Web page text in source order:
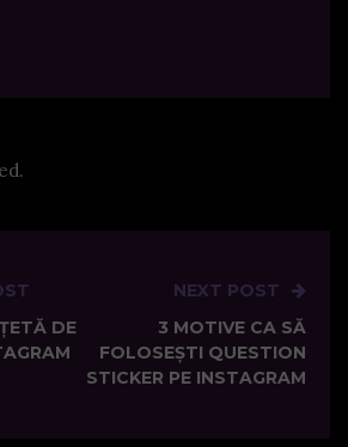
DE
NEXT POST
3 MOTIVE CA SĂ
FOLOSEȘTI QUESTION
STICKER PE INSTAGRAM